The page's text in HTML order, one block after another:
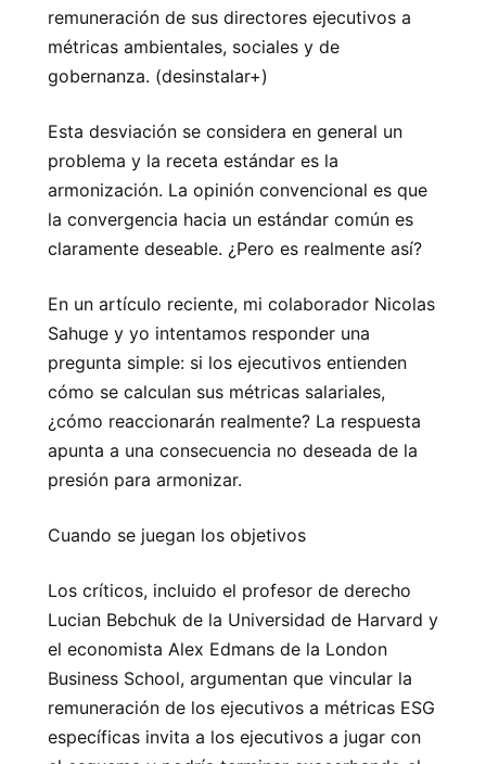
remuneración de sus directores ejecutivos a
métricas ambientales, sociales y de
gobernanza. (desinstalar+)
Esta desviación se considera en general un
problema y la receta estándar es la
armonización. La opinión convencional es que
la convergencia hacia un estándar común es
claramente deseable. ¿Pero es realmente así?
En un artículo reciente, mi colaborador Nicolas
Sahuge y yo intentamos responder una
pregunta simple: si los ejecutivos entienden
cómo se calculan sus métricas salariales,
¿cómo reaccionarán realmente? La respuesta
apunta a una consecuencia no deseada de la
presión para armonizar.
Cuando se juegan los objetivos
Los críticos, incluido el profesor de derecho
Lucian Bebchuk de la Universidad de Harvard y
el economista Alex Edmans de la London
Business School, argumentan que vincular la
remuneración de los ejecutivos a métricas ESG
específicas invita a los ejecutivos a jugar con